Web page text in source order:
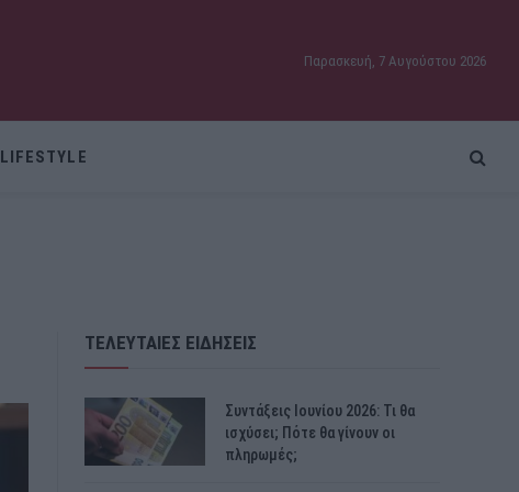
Παρασκευή, 7 Αυγούστου 2026
LIFESTYLE
ΤΕΛΕΥΤΑΙΕΣ ΕΙΔΗΣΕΙΣ
Συντάξεις Ιουνίου 2026: Τι θα
ισχύσει; Πότε θα γίνουν οι
πληρωμές;